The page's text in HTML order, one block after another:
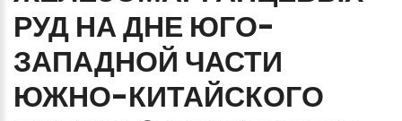
РУД НАДНЕ ЮГО-
ЗАПАДНОЙ ЧАСТИ
ЮЖНО-КИТАЙСКОГО